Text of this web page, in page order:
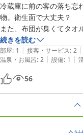
冷蔵庫に前の客の落ち忘
物。衛生面で大丈夫？
また、布団が臭くてタオ
続きを読む
部屋: 1 | 接客・サービス: 2 |
温泉・お風呂: 2 | 設備: 1 |
56